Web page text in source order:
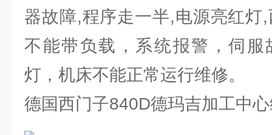
器故障,程序走一半,电源亮红灯
不能带负载，系统报警，伺服
灯，机床不能正常运行维修。
德国西门子840D德玛吉加工中